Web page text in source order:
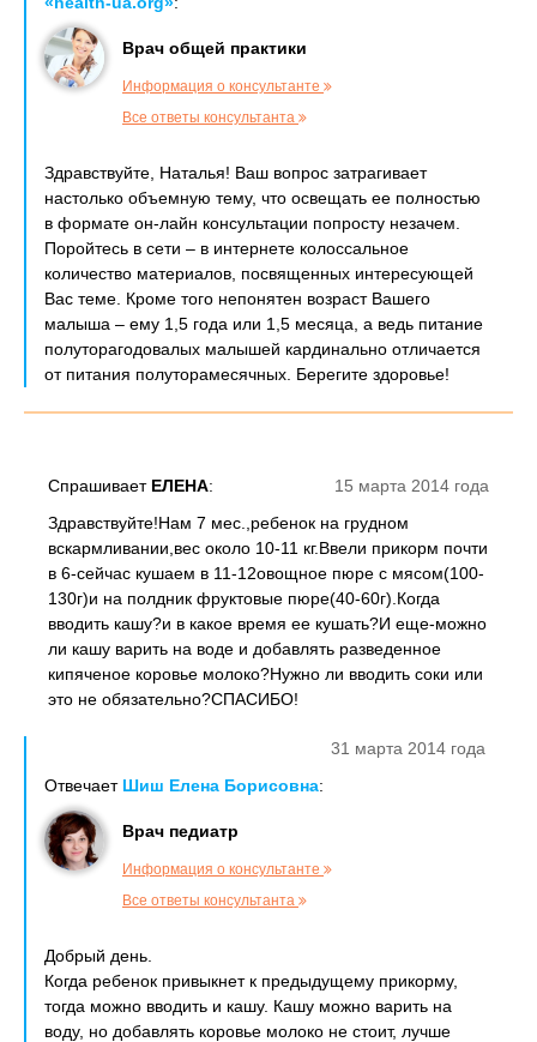
Врач общей практики
Информация о консультанте
Все ответы консультанта
Здравствуйте, Наталья! Ваш вопрос затрагивает
настолько объемную тему, что освещать ее полностью
в формате он-лайн консультации попросту незачем.
Поройтесь в сети – в интернете колоссальное
количество материалов, посвященных интересующей
Вас теме. Кроме того непонятен возраст Вашего
малыша – ему 1,5 года или 1,5 месяца, а ведь питание
полуторагодовалых малышей кардинально отличается
от питания полуторамесячных. Берегите здоровье!
15 марта 2014 года
Спрашивает ЕЛЕНА:
Здравствуйте!Нам 7 мес.,ребенок на грудном
вскармливании,вес около 10-11 кг.Ввели прикорм почти
в 6-сейчас кушаем в 11-12овощное пюре с мясом(100-
130г)и на полдник фруктовые пюре(40-60г).Когда
вводить кашу?и в какое время ее кушать?И еще-можно
ли кашу варить на воде и добавлять разведенное
кипяченое коровье молоко?Нужно ли вводить соки или
это не обязательно?СПАСИБО!
31 марта 2014 года
Отвечает Шиш Елена Борисовна:
Врач педиатр
Информация о консультанте
Все ответы консультанта
Добрый день.
Когда ребенок привыкнет к предыдущему прикорму,
тогда можно вводить и кашу. Кашу можно варить на
воду, но добавлять коровье молоко не стоит, лучше